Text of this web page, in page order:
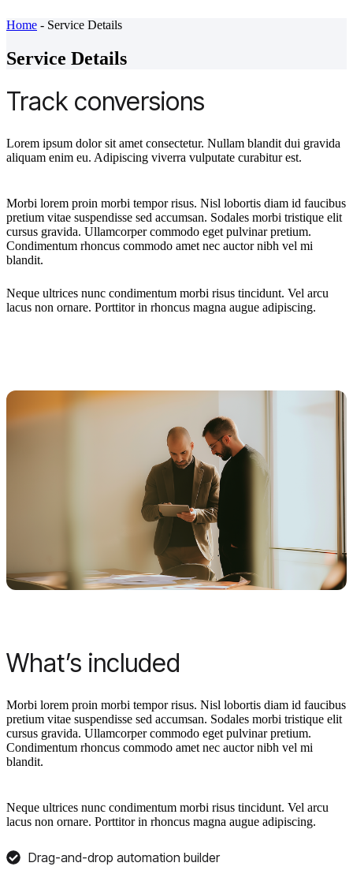
Home - Service Details
Service Details
Track conversions
Lorem ipsum dolor sit amet consectetur. Nullam blandit dui gravida
aliquam enim eu. Adipiscing viverra vulputate curabitur est.
Morbi lorem proin morbi tempor risus. Nisl lobortis diam id faucibus
pretium vitae suspendisse sed accumsan. Sodales morbi tristique elit
cursus gravida. Ullamcorper commodo eget pulvinar pretium.
Condimentum rhoncus commodo amet nec auctor nibh vel mi
blandit.
Neque ultrices nunc condimentum morbi risus tincidunt. Vel arcu
lacus non ornare. Porttitor in rhoncus magna augue adipiscing.
What’s included
Morbi lorem proin morbi tempor risus. Nisl lobortis diam id faucibus
pretium vitae suspendisse sed accumsan. Sodales morbi tristique elit
cursus gravida. Ullamcorper commodo eget pulvinar pretium.
Condimentum rhoncus commodo amet nec auctor nibh vel mi
blandit.
Neque ultrices nunc condimentum morbi risus tincidunt. Vel arcu
lacus non ornare. Porttitor in rhoncus magna augue adipiscing.
Drag-and-drop automation builder